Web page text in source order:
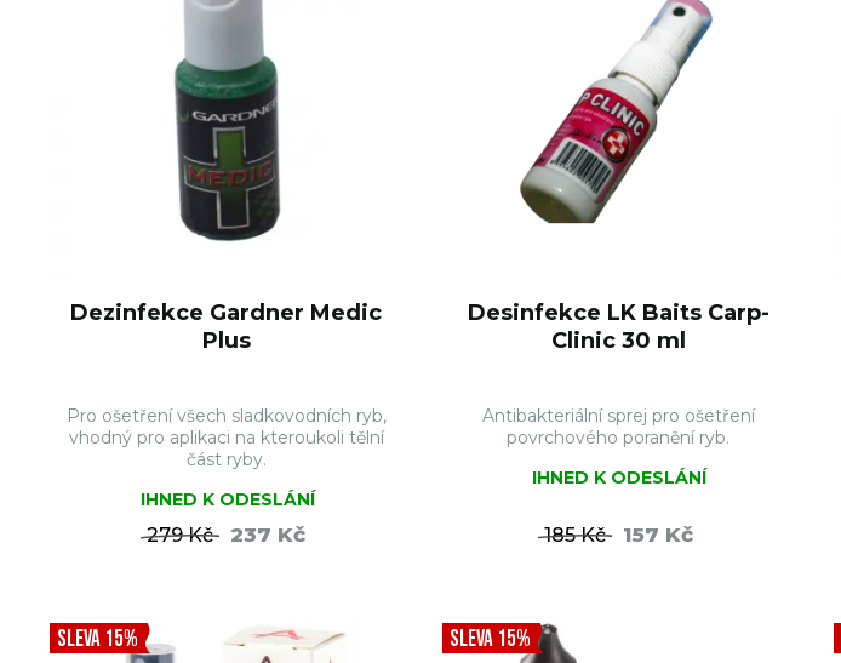
Dezinfekce Gardner Medic
Plus
Pro ošetření všech sladkovodních ryb,
vhodný pro aplikaci na kteroukoli tělní
část ryby.
IHNED K ODESLÁNÍ
279 Kč 237 Kč
Desinfekce LK Baits Carp-
Clinic 30 ml
Antibakteriální sprej pro ošetření
povrchového poranění ryb.
IHNED K ODESLÁNÍ
185 Kč 157 Kč
SLEVA 15% SLEVA 15%